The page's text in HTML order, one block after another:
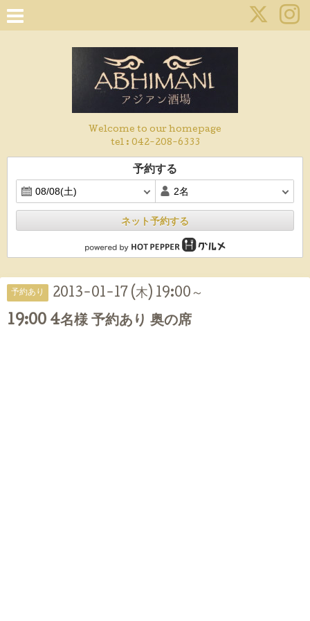
Welcome to our homepage
tel : 042-208-6333
予約する
ネット予約する
予約あり 2013-01-17 (木) 19:00～
19:00 4名様 予約あり 奥の席